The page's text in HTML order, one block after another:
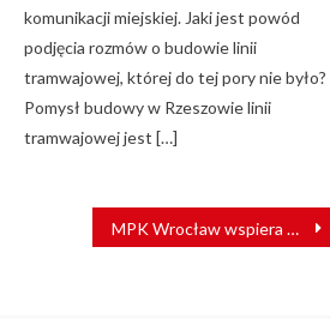
komunikacji miejskiej. Jaki jest powód
podjęcia rozmów o budowie linii
tramwajowej, której do tej pory nie było?
Pomysł budowy w Rzeszowie linii
tramwajowej jest […]
MPK Wrocław wspiera Ukrainę